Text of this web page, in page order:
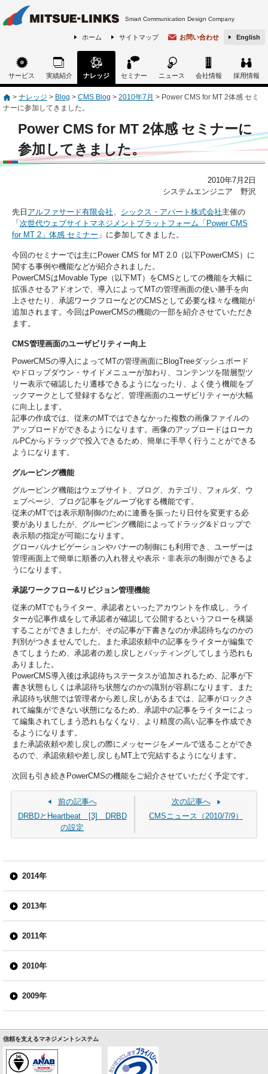
Smart Communication Design Company
ホーム サイトマップ お問い合わせ English
サービス 実績紹介 ナレッジ セミナー ニュース 会社情報 採用情報
> ナレッジ > Blog > CMS Blog > 2010年7月 > Power CMS for MT 2体感 セミ
ナーに参加してきました。
Power CMS for MT 2体感 セミナーに
参加してきました。
2010年7月2日
システムエンジニア 野沢
先日 アルファサード有限会社、 シックス・アパート株式会社主催の
「 次世代ウェブサイトマネジメントプラットフォーム「Power CMS
for MT 2」体感 セミナー 」に参加してきました。
今回のセミナーでは主にPower CMS for MT 2.0（以下PowerCMS）に
関する事例や機能などが紹介されました。
PowerCMSはMovable Type（以下MT）をCMSとしての機能を大幅に
拡張させるアドオンで、導入によってMTの管理画面の使い勝手を向
上させたり、承認ワークフローなどのCMSとして必要な様々な機能が
追加されます。今回はPowerCMSの機能の一部を紹介させていただき
ます。
CMS管理画面のユーザビリティー向上
PowerCMSの導入によってMTの管理画面にBlogTreeダッシュボード
やドロップダウン・サイドメニューが加わり、コンテンツを階層型ツ
リー表示で確認したり遷移できるようになったり、よく使う機能をブ
ックマークとして登録するなど、管理画面のユーザビリティーが大幅
に向上します。
記事の作成では、従来のMTではできなかった複数の画像ファイルの
アップロードができるようになります。画像のアップロードはローカ
ルPCからドラッグで投入できるため、簡単に手早く行うことができる
ようになります。
グルーピング機能
グルーピング機能はウェブサイト、ブログ、カテゴリ、フォルダ、ウ
ェブページ、ブログ記事をグループ化する機能です。
従来のMTでは表示順制御のために連番を振ったり日付を変更する必
要がありましたが、グルーピング機能によってドラッグ&ドロップで
表示順の指定が可能になります。
グローバルナビゲーションやバナーの制御にも利用でき、ユーザーは
管理画面上で簡単に順番の入れ替えや表示・非表示の制御ができるよ
うになります。
承認ワークフロー&リビジョン管理機能
従来のMTでもライター、承認者といったアカウントを作成し、ライ
ターが記事作成をして承認者が確認して公開するというフローを構築
することができましたが、その記事が下書きなのか承認待ちなのかの
判別がつきませんでした。また承認依頼中の記事をライターが編集で
きてしまうため、承認者の差し戻しとバッティングしてしまう恐れも
ありました。
PowerCMS導入後は承認待ちステータスが追加されるため、記事が下
書き状態もしくは承認待ち状態なのかの識別が容易になります。また
承認待ち状態では管理者から差し戻しがあるまでは、記事がロックさ
れて編集ができない状態になるため、承認中の記事をライターによっ
て編集されてしまう恐れもなくなり、より精度の高い記事を作成でき
るようになります。
また承認依頼や差し戻しの際にメッセージをメールで送ることができ
るので、承認依頼や差し戻しもMT上で完結するようになります。
次回も引き続きPowerCMSの機能をご紹介させていただく予定です。
前の記事へ
DRBDとHeartbeat [3] DRBD
の設定
次の記事へ
CMSニュース（2010/7/9）
2014年
2013年
2011年
2010年
2009年
信頼を支えるマネジメントシステム